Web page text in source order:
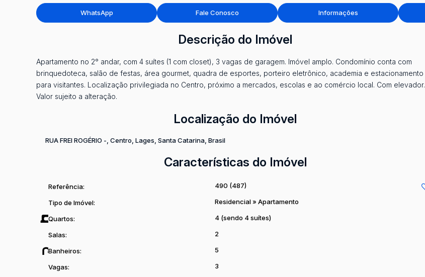
WhatsApp Fale Conosco Informações
Descrição do Imóvel
Apartamento no 2° andar, com 4 suítes (1 com closet), 3 vagas de garagem. Imóvel amplo. Condomínio conta com
brinquedoteca, salão de festas, área gourmet, quadra de esportes, porteiro eletrônico, academia e estacionamento
para visitantes. Localização privilegiada no Centro, próximo a mercados, escolas e ao comércio local. Com elevador.
Valor sujeito a alteração.
Localização do Imóvel
RUA FREI ROGÉRIO - Centro Lages Santa Catarina Brasil
Características do Imóvel
Referência: 490 (487)
Tipo de Imóvel: Residencial» Apartamento
Quartos: 4 (sendo 4 suítes)
Salas: 2
Banheiros: 5
Vagas: 3